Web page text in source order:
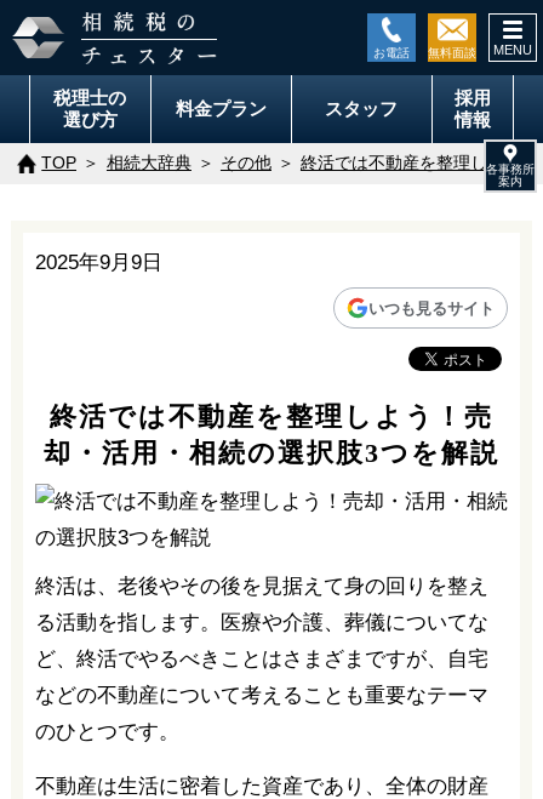
税理士の
選び方
料金プラン スタッフ
採用
情報
TOP 相続大辞典 その他 終活では不動産を整理しよう
2025年9月9日
いつも見るサイト
終活では不動産を整理しよう！売
却・活用・相続の選択肢3つを解説
終活は、老後やその後を見据えて身の回りを整え
る活動を指します。医療や介護、葬儀についてな
ど、終活でやるべきことはさまざまですが、自宅
などの不動産について考えることも重要なテーマ
のひとつです。
不動産は生活に密着した資産であり、全体の財産